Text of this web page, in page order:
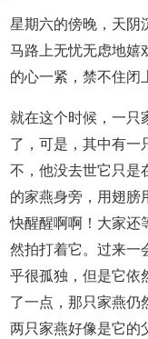
星期六的傍晚，天阴
马路上无忧无虑地嬉
的心一紧，禁不住闭
就在这个时候，一只
了，可是，其中有一
不，他没去世它只是
的家燕身旁，用翅膀
快醒醒啊啊！大家还
然拍打着它。过来一
乎很孤独，但是它依
了一点，那只家燕仍
两只家燕好像是它的